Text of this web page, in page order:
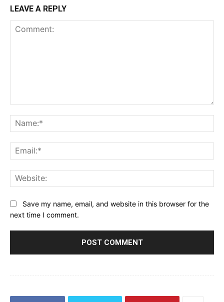
LEAVE A REPLY
Save my name, email, and website in this browser for the
next time I comment.